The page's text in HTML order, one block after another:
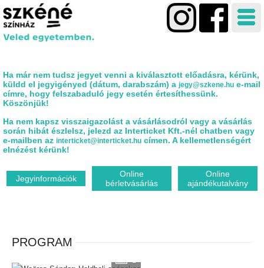
Ha már nem tudsz jegyet venni a kiválasztott előadásra, kérünk,
küldd el jegyigényed (dátum, darabszám) a jegy@szkene.hu e-mail
címre, hogy felszabaduló jegy esetén értesíthessünk.
Köszönjük!
Ha nem kapsz visszaigazolást a vásárlásodról vagy a vásárlás
során hibát észlelsz, jelezd az Interticket Kft.-nél chatben vagy
e-mailben az interticket@interticket.hu címen. A kellemetlenségért
elnézést kérünk!
Jegyinformációk
Online
bérletvásárlás
Online
ajándékutalvány